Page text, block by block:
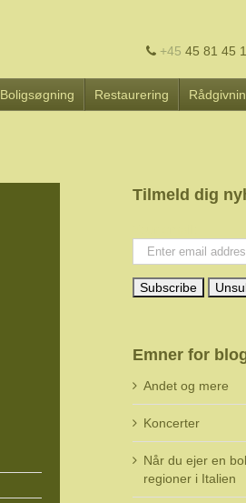
+45 45 81 45
Boligsøgning Restaurering
Tilmeld dig
Emner for
Andet og mere
Koncerter
Når du ejer en
regioner i Italien